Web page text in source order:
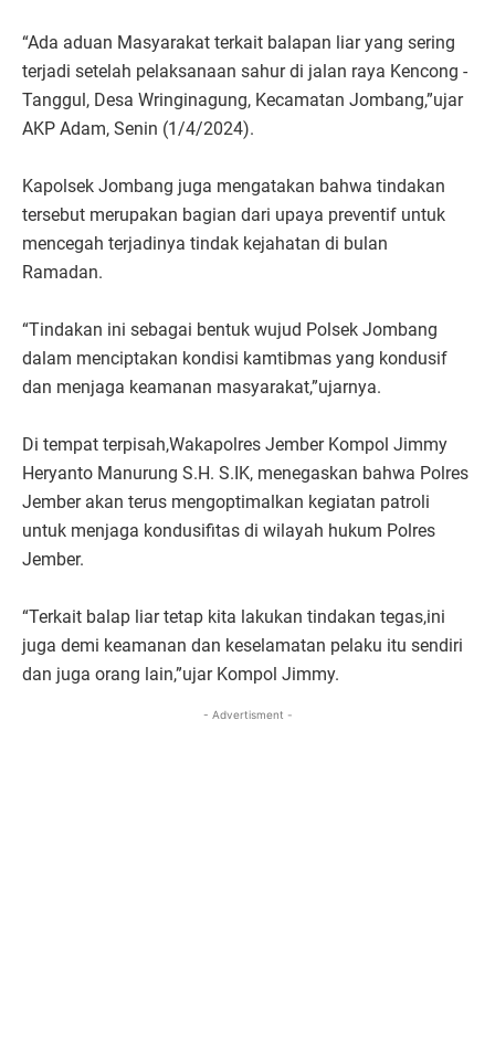
“Ada aduan Masyarakat terkait balapan liar yang sering
terjadi setelah pelaksanaan sahur di jalan raya Kencong -
Tanggul, Desa Wringinagung, Kecamatan Jombang,”ujar
AKP Adam, Senin (1/4/2024).
Kapolsek Jombang juga mengatakan bahwa tindakan
tersebut merupakan bagian dari upaya preventif untuk
mencegah terjadinya tindak kejahatan di bulan
Ramadan.
“Tindakan ini sebagai bentuk wujud Polsek Jombang
dalam menciptakan kondisi kamtibmas yang kondusif
dan menjaga keamanan masyarakat,”ujarnya.
Di tempat terpisah,Wakapolres Jember Kompol Jimmy
Heryanto Manurung S.H. S.IK, menegaskan bahwa Polres
Jember akan terus mengoptimalkan kegiatan patroli
untuk menjaga kondusifitas di wilayah hukum Polres
Jember.
“Terkait balap liar tetap kita lakukan tindakan tegas,ini
juga demi keamanan dan keselamatan pelaku itu sendiri
dan juga orang lain,”ujar Kompol Jimmy.
- Advertisment -